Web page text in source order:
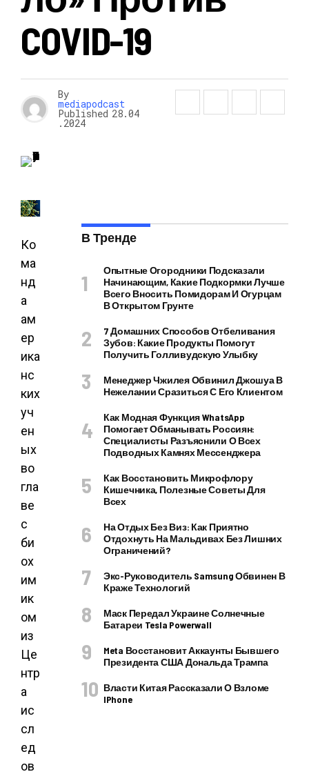
COVID-19
By
mediapodcast
Published 28.04
.2024
Ко
ма
нд
а
ам
ер
ика
нс
ких
уч
ен
ых
во
гла
ве
с
би
ох
им
ик
ом
из
Це
нтр
а
ис
сл
ед
ов
В Тренде
Опытные Огородники Подсказали
Начинающим, Какие Подкормки Лучше
Всего Вносить Помидорам И Огурцам
В Открытом Грунте
7 Домашних Способов Отбеливания
Зубов: Какие Продукты Помогут
Получить Голливудскую Улыбку
Менеджер Чжилея Обвинил Джошуа В
Нежелании Сразиться С Его Клиентом
Как Модная Функция WhatsApp
Помогает Обманывать Россиян:
Специалисты Разъяснили О Всех
Подводных Камнях Мессенджера
Как Восстановить Микрофлору
Кишечника, Полезные Советы Для
Всех
На Отдых Без Виз: Как Приятно
Отдохнуть На Мальдивах Без Лишних
Ограничений?
Экс-Руководитель Samsung Обвинен В
Краже Технологий
Маск Передал Украине Солнечные
Батареи Tesla Powerwall
Meta Восстановит Аккаунты Бывшего
Президента США Дональда Трампа
Власти Китая Рассказали О Взломе
IPhone